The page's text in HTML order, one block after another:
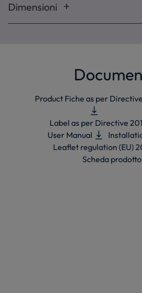
Dimensioni
Product Fiche as per
Label as per Directive
User Manual
Leaflet regulation (EU)
Scheda prodotto